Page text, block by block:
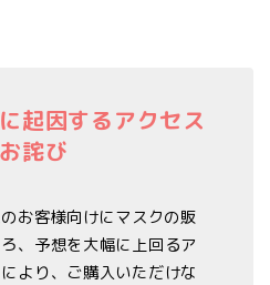
起因するアクセス
詫び
お客様向けにマスクの販
、予想を大幅に上回るア
より、ご購入いただけな